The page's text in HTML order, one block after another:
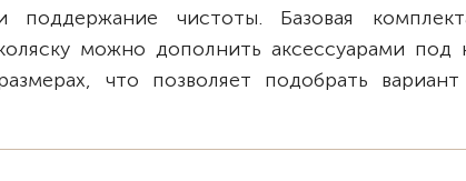
чистоты. Базовая
можно дополнить аксессуарами под
что позволяет подобрать